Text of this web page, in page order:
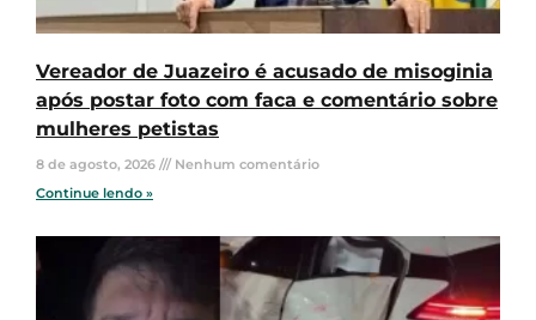
Vereador de Juazeiro é acusado de misoginia
após postar foto com faca e comentário sobre
mulheres petistas
8 de agosto, 2026
Nenhum comentário
Continue lendo »